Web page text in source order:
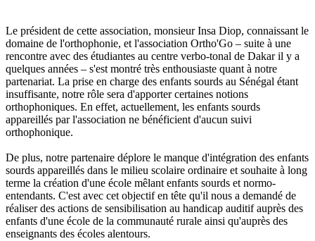
Le président de cette association, monsieur Insa Diop, connaissant le
domaine de l'orthophonie, et l'association Ortho'Go – suite à une
rencontre avec des étudiantes au centre verbo-tonal de Dakar il y a
quelques années – s'est montré très enthousiaste quant à notre
partenariat. La prise en charge des enfants sourds au Sénégal étant
insuffisante, notre rôle sera d'apporter certaines notions
orthophoniques. En effet, actuellement, les enfants sourds
appareillés par l'association ne bénéficient d'aucun suivi
orthophonique.
De plus, notre partenaire déplore le manque d'intégration des enfants
sourds appareillés dans le milieu scolaire ordinaire et souhaite à long
terme la création d'une école mêlant enfants sourds et normo-
entendants. C'est avec cet objectif en tête qu'il nous a demandé de
réaliser des actions de sensibilisation au handicap auditif auprès des
enfants d'une école de la communauté rurale ainsi qu'auprès des
enseignants des écoles alentours.